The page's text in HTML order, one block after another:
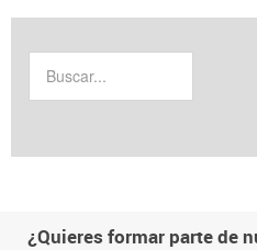
¿Quieres formar parte de